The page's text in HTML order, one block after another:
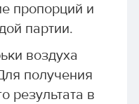
пропорций и
партии.
воздуха
получения
результата в